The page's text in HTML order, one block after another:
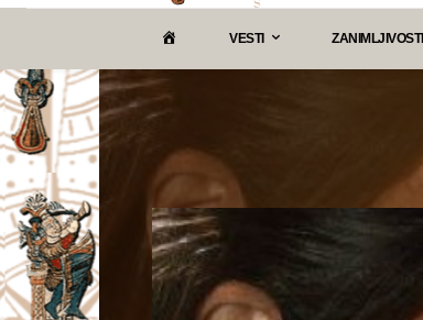
A
Z
VESTI ZANIMLJIVOSTI